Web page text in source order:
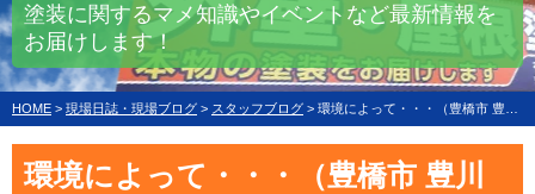
塗装に関するマメ知識やイベントなど最新情報を
お届けします！
HOME > 現場日誌・現場ブログ > スタッフブログ > 環境によって・・・（豊橋市 豊川市 田原市 蒲郡市 屋根・外壁 塗装専門 河合塗装工業）
環境によって・・・（豊橋市 豊川